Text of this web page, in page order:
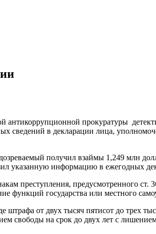
антикоррупционной прокуратуры
сведений в декларации лица,
получил взаймы 1,249 млн
указанную информацию в ежегодных
преступления, предусмотренного
функций государства или местного
штрафа от двух тысяч пятисот до
свободы на срок до двух лет с